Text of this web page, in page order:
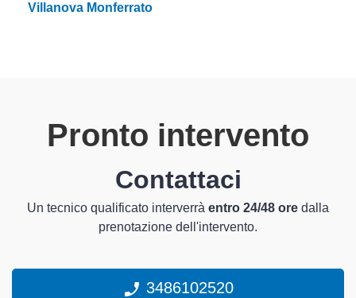
Villanova Monferrato
Pronto intervento
Contattaci
Un tecnico qualificato interverrà entro 24/48 ore dalla
prenotazione dell'intervento.
3486102520